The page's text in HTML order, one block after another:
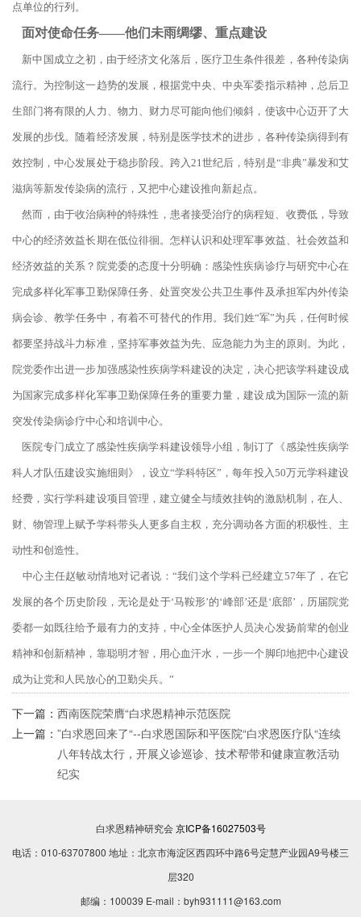
点单位的行列。
面对使命任务——他们未雨绸缪、重点建设
新中国成立之初，由于经济文化落后，医疗卫生条件很差，各种传染病
流行。为控制这一趋势的发展，根据党中央、中央军委指示精神，总后卫
生部门将有限的人力、物力、财力尽可能向他们倾斜，使该中心迈开了大
发展的步伐。随着经济发展，特别是医学技术的进步，各种传染病得到有
效控制，中心发展处于稳步阶段。跨入21世纪后，特别是“非典”暴发和艾
滋病等新发传染病的流行，又把中心建设推向新起点。
然而，由于收治病种的特殊性，患者接受治疗的病程短、收费低，导致
中心的经济效益长期在低位徘徊。怎样认识和处理军事效益、社会效益和
经济效益的关系？院党委的态度十分明确：感染性疾病诊疗与研究中心在
完成多样化军事卫勤保障任务、处置突发公共卫生事件及承担军内外传染
病会诊、教学任务中，有着不可替代的作用。我们姓“军”为兵，任何时候
都要坚持战斗力标准，坚持军事效益为先、应急能力为主的原则。为此，
院党委作出进一步加强感染性疾病学科建设的决定，决心把该学科建设成
为国家完成多样化军事卫勤保障任务的重要力量，建设成为国际一流的新
突发传染病诊疗中心和培训中心。
医院专门成立了感染性疾病学科建设领导小组，制订了《感染性疾病学
科人才队伍建设实施细则》，设立“学科特区”，每年投入50万元学科建设
经费，实行学科建设项目管理，建立健全与绩效挂钩的激励机制，在人、
财、物管理上赋予学科带头人更多自主权，充分调动各方面的积极性、主
动性和创造性。
中心主任赵敏动情地对记者说：“我们这个学科已经建立57年了，在它
发展的各个历史阶段，无论是处于‘马鞍形’的‘峰部’还是‘底部’，历届院党
委都一如既往给予最有力的支持，中心全体医护人员决心发扬前辈的创业
精神和创新精神，靠聪明才智，用心血汗水，一步一个脚印地把中心建设
成为让党和人民放心的卫勤尖兵。”
下一篇： 西南医院荣膺“白求恩精神示范医院
上一篇： ”白求恩回来了“--白求恩国际和平医院“白求恩医疗队“连续
八年转战太行，开展义诊巡诊、技术帮带和健康宣教活动
纪实
白求恩精神研究会京ICP备16027503号
电话：010-63707800 地址：北京市海淀区西四环中路6号定慧产业园A9号楼三
层320
邮编：100039 E-mail：byh931111@163.com